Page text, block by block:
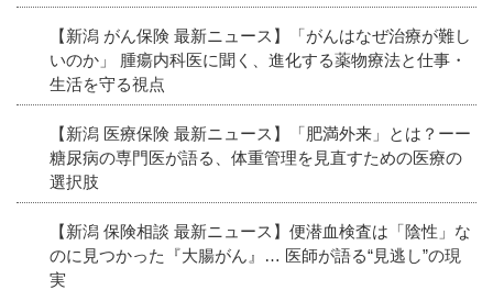
【新潟 がん保険 最新ニュース】「がんはなぜ治療が難し
いのか」 腫瘍内科医に聞く、進化する薬物療法と仕事・
生活を守る視点
【新潟 医療保険 最新ニュース】「肥満外来」とは？ーー
糖尿病の専門医が語る、体重管理を見直すための医療の
選択肢
【新潟 保険相談 最新ニュース】便潜血検査は「陰性」な
のに見つかった『大腸がん』… 医師が語る“見逃し”の現
実